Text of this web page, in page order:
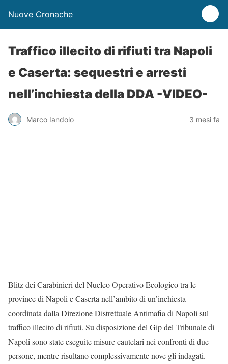
Nuove Cronache
Traffico illecito di rifiuti tra Napoli
e Caserta: sequestri e arresti
nell’inchiesta della DDA -VIDEO-
Marco Iandolo 3 mesi fa
Blitz dei Carabinieri del Nucleo Operativo Ecologico tra le
province di Napoli e Caserta nell’ambito di un’inchiesta
coordinata dalla Direzione Distrettuale Antimafia di Napoli sul
traffico illecito di rifiuti. Su disposizione del Gip del Tribunale di
Napoli sono state eseguite misure cautelari nei confronti di due
persone, mentre risultano complessivamente nove gli indagati.